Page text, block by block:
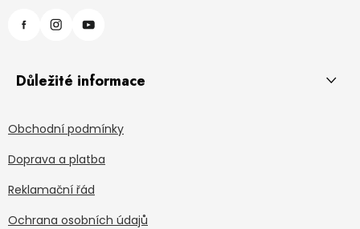
Důležité informace
Obchodní podmínky
Doprava a platba
Reklamační řád
Ochrana osobních údajů